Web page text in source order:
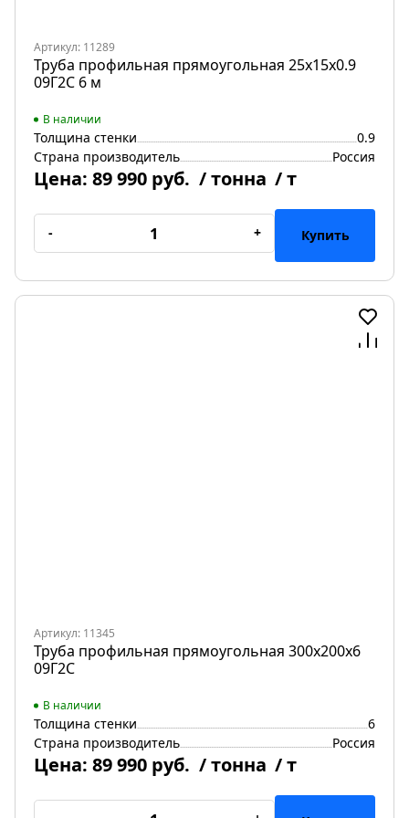
Артикул: 11289
Труба профильная прямоугольная 25х15х0.9
09Г2С 6 м
В наличии
Толщина стенки
0.9
Страна производитель
Россия
Цена: 89 990 руб. / тонна / т
- + Купить
Артикул: 11345
Труба профильная прямоугольная 300х200х6
09Г2С
В наличии
Толщина стенки
6
Страна производитель
Россия
Цена: 89 990 руб. / тонна / т